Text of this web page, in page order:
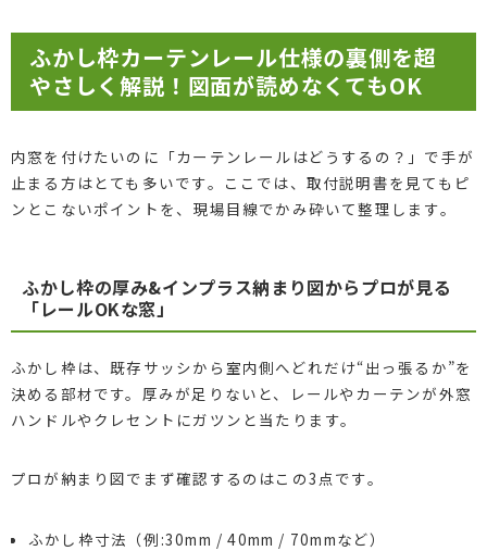
ふかし枠カーテンレール仕様の裏側を超
やさしく解説！図面が読めなくてもOK
内窓を付けたいのに「カーテンレールはどうするの？」で手が
止まる方はとても多いです。ここでは、取付説明書を見てもピ
ンとこないポイントを、現場目線でかみ砕いて整理します。
ふかし枠の厚み&インプラス納まり図からプロが見る
「レールOKな窓」
ふかし枠は、既存サッシから室内側へどれだけ“出っ張るか”を
決める部材です。厚みが足りないと、レールやカーテンが外窓
ハンドルやクレセントにガツンと当たります。
プロが納まり図でまず確認するのはこの3点です。
ふかし枠寸法（例:30mm / 40mm / 70mmなど）